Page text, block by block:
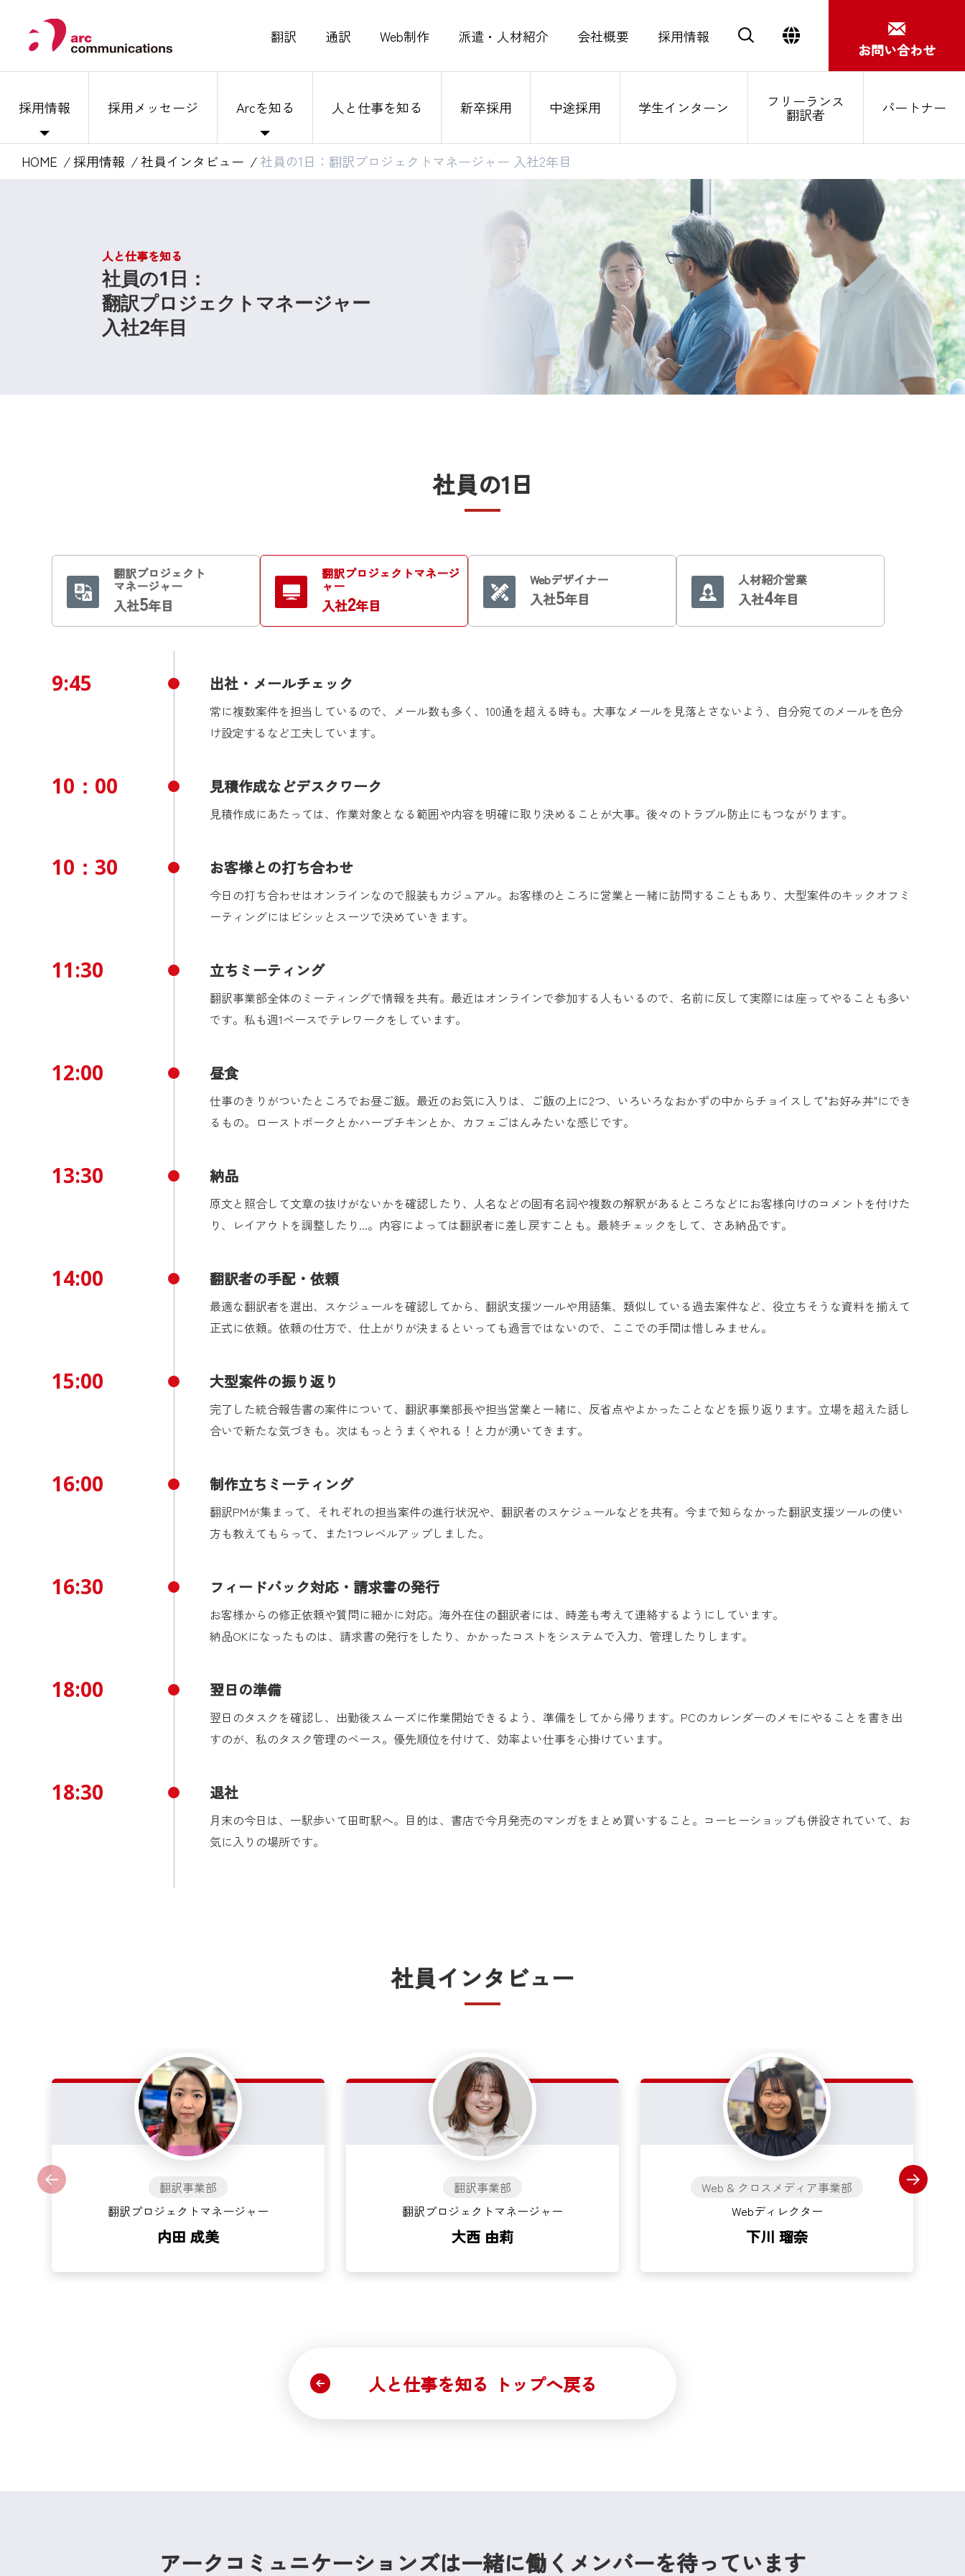
翻訳 通訳 Web制作 派遣・人材紹介 会社概要 採用情報
お問い合わせ
採用情報 採用メッセージ Arcを知る 人と仕事を知る 新卒採用 中途採用 学生インターン フリーランス
翻訳者 パートナー
HOME 採用情報 社員インタビュー 社員の1日：翻訳プロジェクトマネージャー 入社2年目
人と仕事を知る
社員の1日：
翻訳プロジェクトマネージャー
入社2年目
社員の1日
翻訳プロジェクト
マネージャー
入社5年目
翻訳プロジェクトマネージ
ャー
入社2年目
Webデザイナー
入社5年目
人材紹介営業
入社4年目
9:45 出社・メールチェック
常に複数案件を担当しているので、メール数も多く、100通を超える時も。大事なメールを見落とさないよう、自分宛てのメールを色分
け設定するなど工夫しています。
10：00 見積作成などデスクワーク
見積作成にあたっては、作業対象となる範囲や内容を明確に取り決めることが大事。後々のトラブル防止にもつながります。
10：30 お客様との打ち合わせ
今日の打ち合わせはオンラインなので服装もカジュアル。お客様のところに営業と一緒に訪問することもあり、大型案件のキックオフミ
ーティングにはビシッとスーツで決めていきます。
11:30 立ちミーティング
翻訳事業部全体のミーティングで情報を共有。最近はオンラインで参加する人もいるので、名前に反して実際には座ってやることも多い
です。私も週1ペースでテレワークをしています。
12:00 昼食
仕事のきりがついたところでお昼ご飯。最近のお気に入りは、ご飯の上に2つ、いろいろなおかずの中からチョイスして"お好み丼"にでき
るもの。ローストポークとかハーブチキンとか、カフェごはんみたいな感じです。
13:30 納品
原文と照合して文章の抜けがないかを確認したり、人名などの固有名詞や複数の解釈があるところなどにお客様向けのコメントを付けた
り、レイアウトを調整したり...。内容によっては翻訳者に差し戻すことも。最終チェックをして、さあ納品です。
14:00 翻訳者の手配・依頼
最適な翻訳者を選出、スケジュールを確認してから、翻訳支援ツールや用語集、類似している過去案件など、役立ちそうな資料を揃えて
正式に依頼。依頼の仕方で、仕上がりが決まるといっても過言ではないので、ここでの手間は惜しみません。
15:00 大型案件の振り返り
完了した統合報告書の案件について、翻訳事業部長や担当営業と一緒に、反省点やよかったことなどを振り返ります。立場を超えた話し
合いで新たな気づきも。次はもっとうまくやれる！と力が湧いてきます。
16:00 制作立ちミーティング
翻訳PMが集まって、それぞれの担当案件の進行状況や、翻訳者のスケジュールなどを共有。今まで知らなかった翻訳支援ツールの使い
方も教えてもらって、また1つレベルアップしました。
16:30 フィードバック対応・請求書の発行
お客様からの修正依頼や質問に細かに対応。海外在住の翻訳者には、時差も考えて連絡するようにしています。
納品OKになったものは、請求書の発行をしたり、かかったコストをシステムで入力、管理したりします。
18:00 翌日の準備
翌日のタスクを確認し、出勤後スムーズに作業開始できるよう、準備をしてから帰ります。PCのカレンダーのメモにやることを書き出
すのが、私のタスク管理のベース。優先順位を付けて、効率よい仕事を心掛けています。
18:30 退社
月末の今日は、一駅歩いて田町駅へ。目的は、書店で今月発売のマンガをまとめ買いすること。コーヒーショップも併設されていて、お
気に入りの場所です。
社員インタビュー
翻訳事業部
翻訳プロジェクトマネージャー
内田 成美
翻訳事業部
翻訳プロジェクトマネージャー
大西 由莉
Web & クロスメディア事業部
Webディレクター
下川 瑠奈
人と仕事を知る トップへ戻る
アークコミュニケーションズは一緒に働くメンバーを待っています